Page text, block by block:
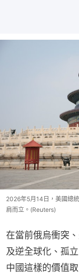
2026年5月14日，美國總
肩而立。(Reuters)
在當前俄烏衝突
及逆全球化、孤
中國這樣的價值